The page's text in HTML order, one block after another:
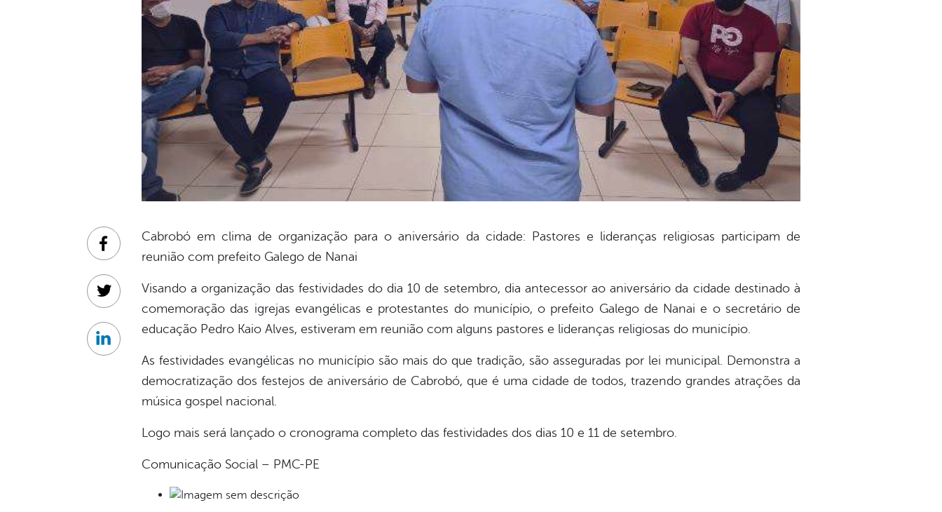
Cabrobó em clima de organização para o aniversário da cidade: Pastores e lideranças religiosas participam de
reunião com prefeito Galego de Nanai
Visando a organização das festividades do dia 10 de setembro, dia antecessor ao aniversário da cidade destinado à
comemoração das igrejas evangélicas e protestantes do município, o prefeito Galego de Nanai e o secretário de
educação Pedro Kaio Alves, estiveram em reunião com alguns pastores e lideranças religiosas do município.
As festividades evangélicas no município são mais do que tradição, são asseguradas por lei municipal. Demonstra a
democratização dos festejos de aniversário de Cabrobó, que é uma cidade de todos, trazendo grandes atrações da
música gospel nacional.
Logo mais será lançado o cronograma completo das festividades dos dias 10 e 11 de setembro.
Comunicação Social – PMC-PE
Facebook
Twitter
Linkedin